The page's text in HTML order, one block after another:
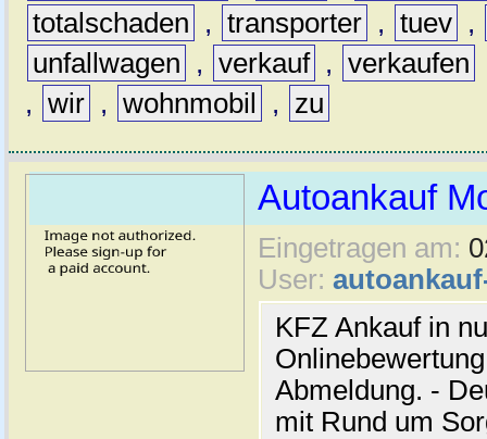
totalschaden
, transporter , tuev ,
unfallwagen
, verkauf , verkaufen
, wir , wohnmobil , zu
Autoankauf
Eingetragen am:
User:
KFZ Ankauf in
Abmeldung. -
mit Rund um